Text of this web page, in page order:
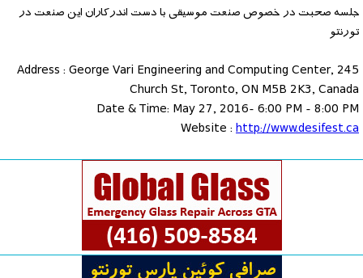
جلسه صحبت در خصوص صنعت موسیقی با دست اندرکاران این صنعت در
تورنتو
Address : George Vari Engineering and Computing Center, 245
Church St, Toronto, ON M5B 2K3, Canada
Date & Time: May 27, 2016- 6:00 PM - 8:00 PM
Website :http://www.desifest.ca